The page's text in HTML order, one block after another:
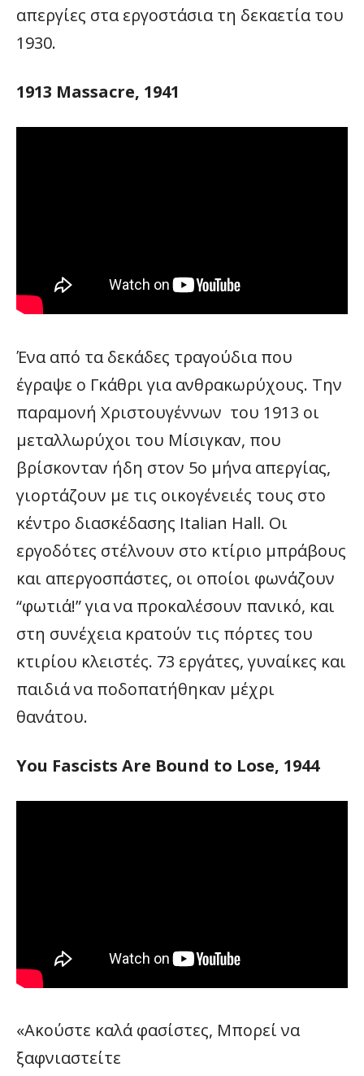
απεργίες στα εργοστάσια τη δεκαετία του
1930.
1913 Massacre, 1941
Ένα από τα δεκάδες τραγούδια που
έγραψε ο Γκάθρι για ανθρακωρύχους. Την
παραμονή Χριστουγέννων του 1913 οι
μεταλλωρύχοι του Μίσιγκαν, που
βρίσκονταν ήδη στον 5ο μήνα απεργίας,
γιορτάζουν με τις οικογένειές τους στο
κέντρο διασκέδασης Italian Hall. Οι
εργοδότες στέλνουν στο κτίριο μπράβους
και απεργοσπάστες, οι οποίοι φωνάζουν
“φωτιά!” για να προκαλέσουν πανικό, και
στη συνέχεια κρατούν τις πόρτες του
κτιρίου κλειστές. 73 εργάτες, γυναίκες και
παιδιά να ποδοπατήθηκαν μέχρι
θανάτου.
You Fascists Are Bound to Lose, 1944
«Ακούστε καλά φασίστες, Μπορεί να
ξαφνιαστείτε